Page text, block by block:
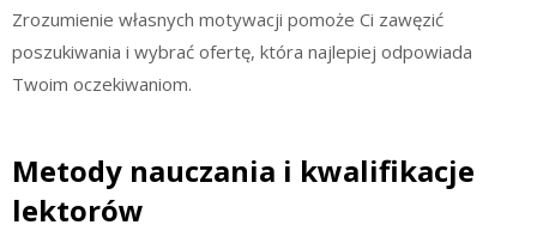
Zrozumienie własnych motywacji pomoże Ci zawęzić
poszukiwania i wybrać ofertę, która najlepiej odpowiada
Twoim oczekiwaniom.
Metody nauczania i kwalifikacje
lektorów